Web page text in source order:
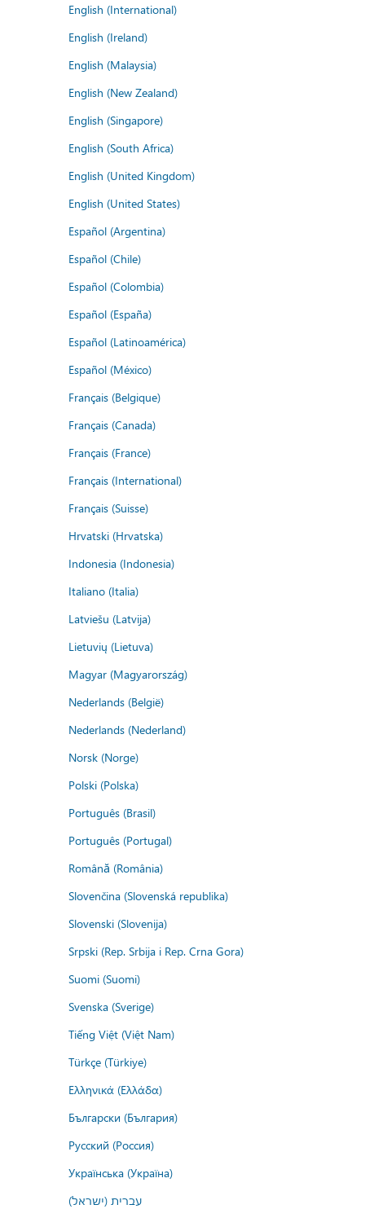
English (International)
English (Ireland)
English (Malaysia)
English (New Zealand)
English (Singapore)
English (South Africa)
English (United Kingdom)
English (United States)
Español (Argentina)
Español (Chile)
Español (Colombia)
Español (España)
Español (Latinoamérica)
Español (México)
Français (Belgique)
Français (Canada)
Français (France)
Français (International)
Français (Suisse)
Hrvatski (Hrvatska)
Indonesia (Indonesia)
Italiano (Italia)
Latviešu (Latvija)
Lietuvių (Lietuva)
Magyar (Magyarország)
Nederlands (België)
Nederlands (Nederland)
Norsk (Norge)
Polski (Polska)
Português (Brasil)
Português (Portugal)
Română (România)
Slovenčina (Slovenská republika)
Slovenski (Slovenija)
Srpski (Rep. Srbija i Rep. Crna Gora)
Suomi (Suomi)
Svenska (Sverige)
Tiếng Việt (Việt Nam)
Türkçe (Türkiye)
Ελληνικά (Ελλάδα)
Български (България)
Русский (Россия)
Українська (Україна)
עברית (ישראל)